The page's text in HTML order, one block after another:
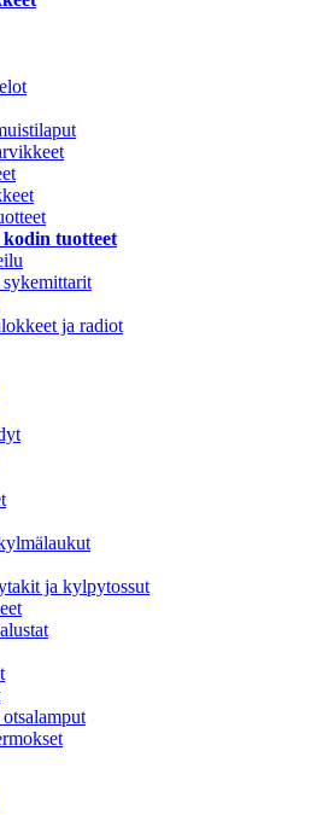
tuotteet
ja radiot
ja kylpytossut